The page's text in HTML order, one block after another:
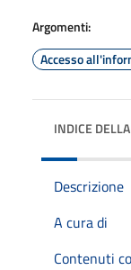
Argomenti:
Accesso
INDICE
Descrizione
A cura di
Contenuti